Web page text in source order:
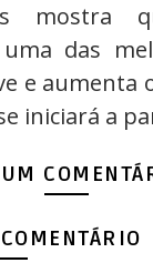
mostra
das
e aumenta
iniciará a